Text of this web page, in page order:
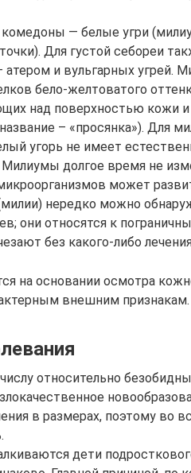
— белые угри
Для густой себореи
атером и вульгарных
бело-желтоватого
над поверхностью кожи
– «просянка»). Для
угорь не имеет
долгое время не
может
нередко можно
они относятся к
без какого-либо
на основании осмотра
внешним признакам.
относительно
в размерах, поэтому во
дети